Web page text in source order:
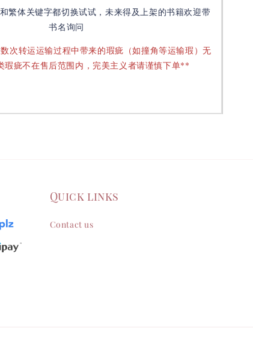
繁体关键字都切换试试，未来得及上架的书籍欢迎带
书名询问
次转运运输过程中带来的瑕疵（如撞角等运输瑕）无
瑕疵不在售后范围内，完美主义者请谨慎下单**
Quick links
Contact us